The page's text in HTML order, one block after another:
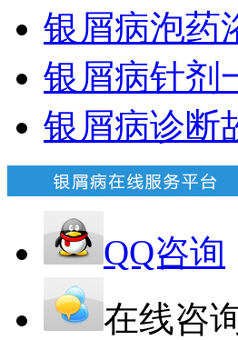
银屑病泡药
银屑病针剂
银屑病诊断
QQ咨询
在线咨